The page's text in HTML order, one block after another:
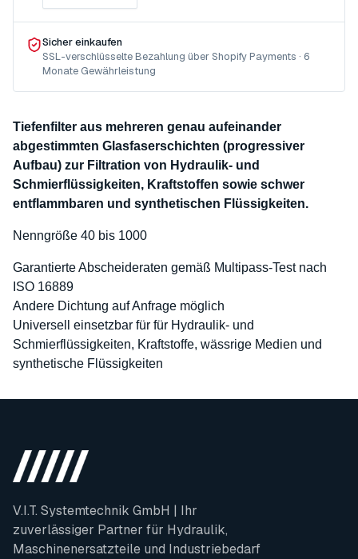
Sicher einkaufen
SSL-verschlüsselte Bezahlung über Shopify Payments · 6
Monate Gewährleistung
Tiefenfilter aus mehreren genau aufeinander
abgestimmten Glasfaserschichten (progressiver
Aufbau) zur Filtration von Hydraulik- und
Schmierflüssigkeiten, Kraftstoffen sowie schwer
entflammbaren und synthetischen Flüssigkeiten.
Nenngröße 40 bis 1000
Garantierte Abscheideraten gemäß Multipass-Test nach
ISO 16889
Andere Dichtung auf Anfrage möglich
Universell einsetzbar für für Hydraulik- und
Schmierflüssigkeiten, Kraftstoffe, wässrige Medien und
synthetische Flüssigkeiten
V.I.T. Systemtechnik GmbH | Ihr
zuverlässiger Partner für Hydraulik,
Maschinenersatzteile und Industriebedarf